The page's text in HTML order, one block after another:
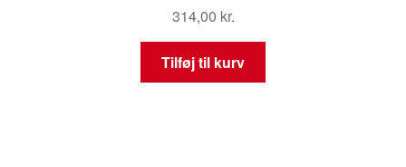
314,00 kr.
Tilføj til kurv